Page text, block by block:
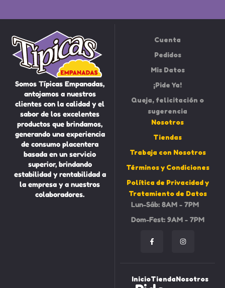
Somos Típicas Empanadas,
antojamos a nuestros
clientes con la calidad y el
sabor de los excelentes
productos que brindamos,
generando una experiencia
de consumo placentera
basada en un servicio
superior, brindando
estabilidad y rentabilidad a
la empresa y a nuestros
colaboradores.
Cuenta
Pedidos
Mis Datos
¡Pide Ya!
Queja, felicitación o
sugerencia
Nosotros
Tiendas
Trabaja con Nosotros
Términos y Condiciones
Política de Privacidad y
Tratamiento de Datos
Lun-Sáb: 8AM - 7PM
Dom-Fest: 9AM - 7PM
InicioTiendaNosotros